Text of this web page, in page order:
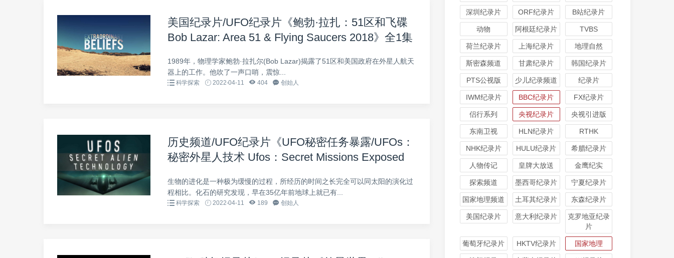
美国纪录片/UFO纪录片《鲍勃·拉扎：51区和飞碟
Bob Lazar: Area 51 & Flying Saucers 2018》全1集
1989年，物理学家鲍勃·拉扎尔(Bob Lazar)揭露了51区和美国政府在外星人航天
器上的工作。他吹了一声口哨，震惊...
科学探索 2022-04-11 404 创始人
历史频道/UFO纪录片《UFO秘密任务暴露/UFOs：
秘密外星人技术 Ufos：Secret Missions Exposed
生物的进化是一种极为缓慢的过程，所经历的时间之长完全可以同太阳的演化过
程相比。化石的研究发现，早在35亿年前地球上就已有...
科学探索 2022-04-11 189 创始人
深圳纪录片 ORF纪录片 B站纪录片
动物 阿根廷纪录片 TVBS
荷兰纪录片 上海纪录片 地理自然
斯密森频道 甘肃纪录片 韩国纪录片
PTS公视版 少儿纪录频道 纪录片
IWM纪录片 BBC纪录片 FX纪录片
侣行系列 央视纪录片 央视引进版
东南卫视 HLN纪录片 RTHK
NHK纪录片 HULU纪录片 希腊纪录片
人物传记 皇牌大放送 金鹰纪实
探索频道 墨西哥纪录片 宁夏纪录片
国家地理频道 土耳其纪录片 东森纪录片
美国纪录片 意大利纪录片
克罗地亚纪录
片
葡萄牙纪录片 HKTV纪录片 国家地理